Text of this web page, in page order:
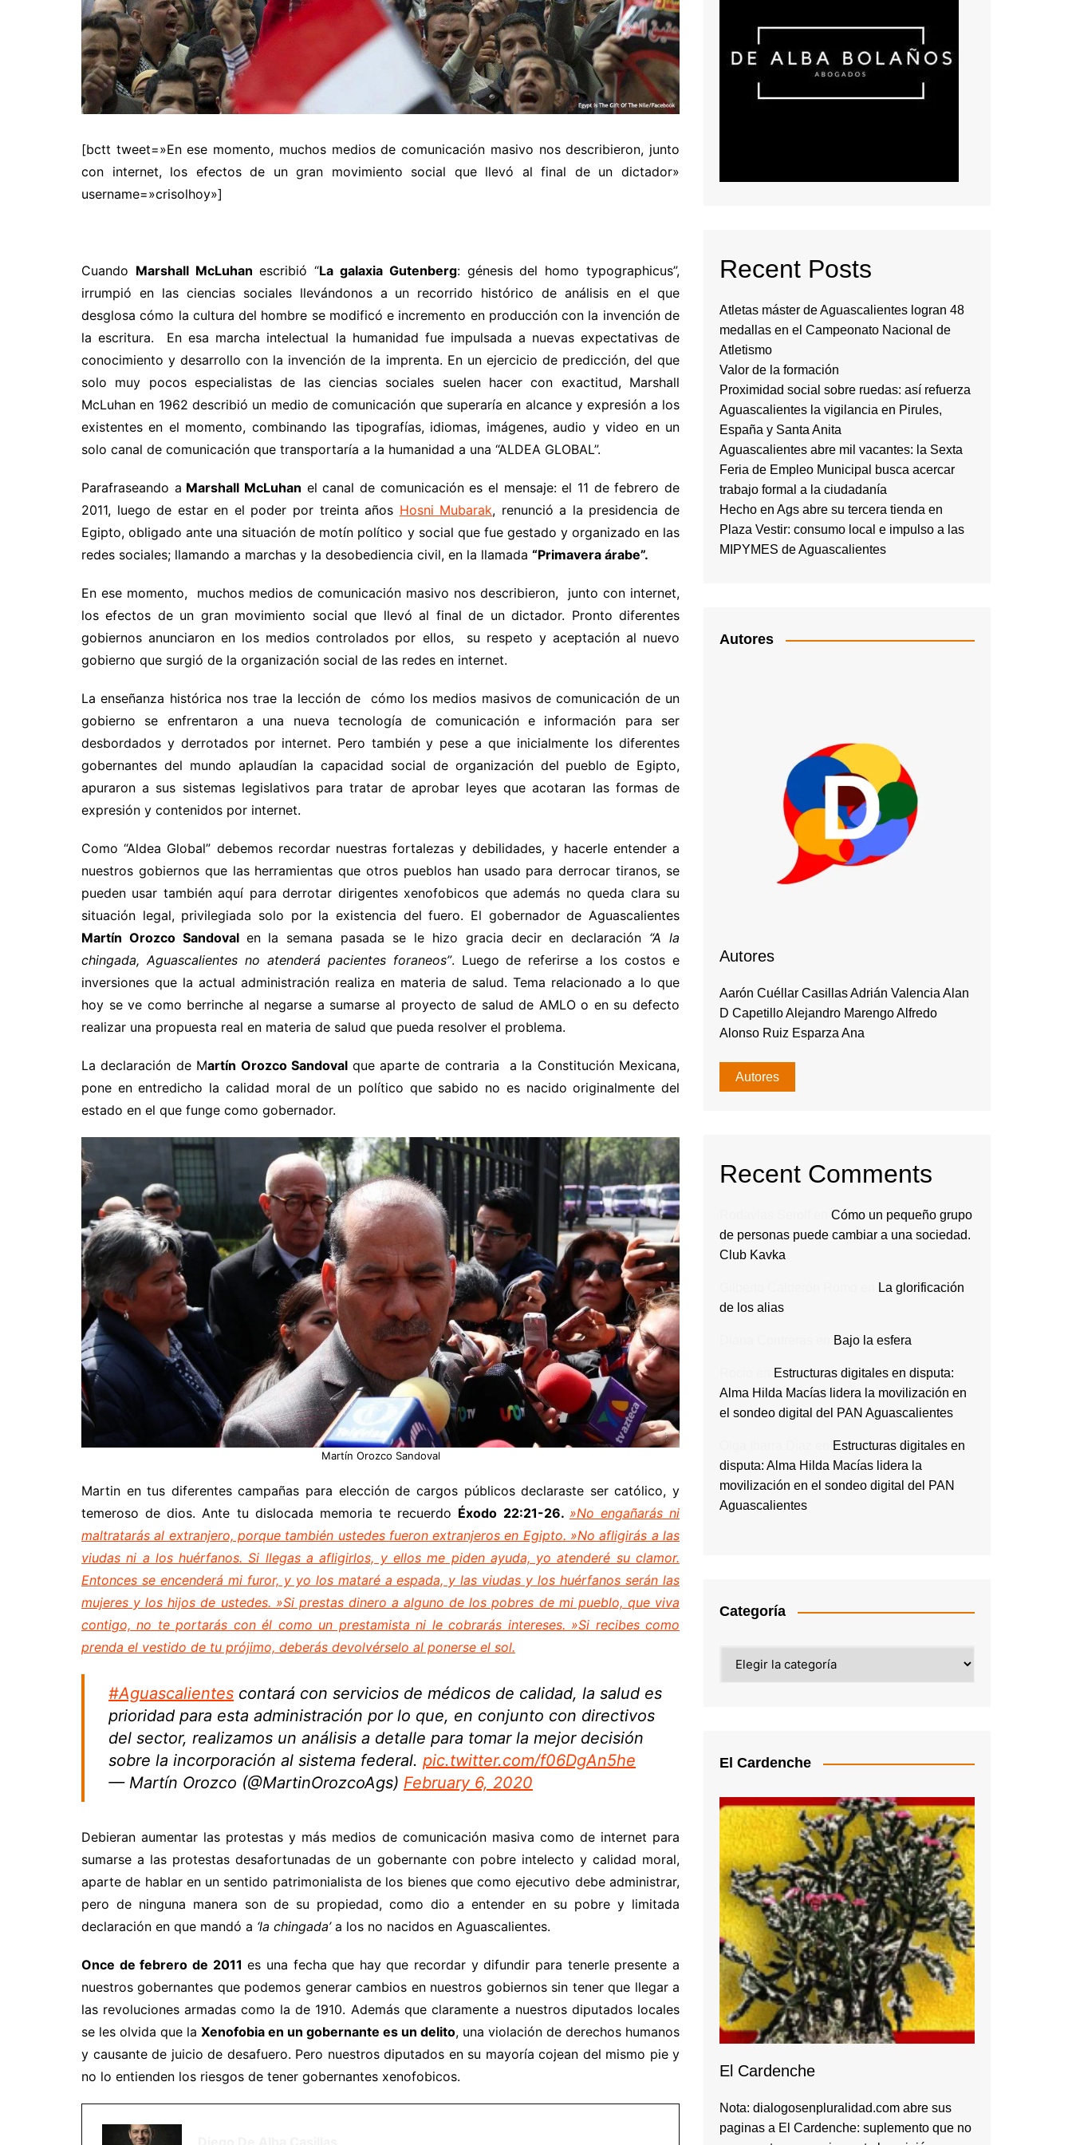
[bctt tweet=»En ese momento, muchos medios de comunicación masivo nos describieron, junto
con internet, los efectos de un gran movimiento social que llevó al final de un dictador»
username=»crisolhoy»]
Cuando Marshall McLuhan escribió “La galaxia Gutenberg: génesis del homo typographicus”,
irrumpió en las ciencias sociales llevándonos a un recorrido histórico de análisis en el que
desglosa cómo la cultura del hombre se modificó e incremento en producción con la invención de
la escritura. En esa marcha intelectual la humanidad fue impulsada a nuevas expectativas de
conocimiento y desarrollo con la invención de la imprenta. En un ejercicio de predicción, del que
solo muy pocos especialistas de las ciencias sociales suelen hacer con exactitud, Marshall
McLuhan en 1962 describió un medio de comunicación que superaría en alcance y expresión a los
existentes en el momento, combinando las tipografías, idiomas, imágenes, audio y video en un
solo canal de comunicación que transportaría a la humanidad a una “ALDEA GLOBAL”.
Parafraseando a Marshall McLuhan el canal de comunicación es el mensaje: el 11 de febrero de
2011, luego de estar en el poder por treinta años Hosni Mubarak, renunció a la presidencia de
Egipto, obligado ante una situación de motín político y social que fue gestado y organizado en las
redes sociales; llamando a marchas y la desobediencia civil, en la llamada “Primavera árabe”.
En ese momento, muchos medios de comunicación masivo nos describieron, junto con internet,
los efectos de un gran movimiento social que llevó al final de un dictador. Pronto diferentes
gobiernos anunciaron en los medios controlados por ellos, su respeto y aceptación al nuevo
gobierno que surgió de la organización social de las redes en internet.
La enseñanza histórica nos trae la lección de cómo los medios masivos de comunicación de un
gobierno se enfrentaron a una nueva tecnología de comunicación e información para ser
desbordados y derrotados por internet. Pero también y pese a que inicialmente los diferentes
gobernantes del mundo aplaudían la capacidad social de organización del pueblo de Egipto,
apuraron a sus sistemas legislativos para tratar de aprobar leyes que acotaran las formas de
expresión y contenidos por internet.
Como “Aldea Global” debemos recordar nuestras fortalezas y debilidades, y hacerle entender a
nuestros gobiernos que las herramientas que otros pueblos han usado para derrocar tiranos, se
pueden usar también aquí para derrotar dirigentes xenofobicos que además no queda clara su
situación legal, privilegiada solo por la existencia del fuero. El gobernador de Aguascalientes
Martín Orozco Sandoval en la semana pasada se le hizo gracia decir en declaración “A la
chingada, Aguascalientes no atenderá pacientes foraneos”. Luego de referirse a los costos e
inversiones que la actual administración realiza en materia de salud. Tema relacionado a lo que
hoy se ve como berrinche al negarse a sumarse al proyecto de salud de AMLO o en su defecto
realizar una propuesta real en materia de salud que pueda resolver el problema.
La declaración de Martín Orozco Sandoval que aparte de contraria a la Constitución Mexicana,
pone en entredicho la calidad moral de un político que sabido no es nacido originalmente del
estado en el que funge como gobernador.
Martín Orozco Sandoval
Martin en tus diferentes campañas para elección de cargos públicos declaraste ser católico, y
temeroso de dios. Ante tu dislocada memoria te recuerdo Éxodo 22:21-26. »No engañarás ni
maltratarás al extranjero, porque también ustedes fueron extranjeros en Egipto. »No afligirás a las
viudas ni a los huérfanos. Si llegas a afligirlos, y ellos me piden ayuda, yo atenderé su clamor.
Entonces se encenderá mi furor, y yo los mataré a espada, y las viudas y los huérfanos serán las
mujeres y los hijos de ustedes. »Si prestas dinero a alguno de los pobres de mi pueblo, que viva
contigo, no te portarás con él como un prestamista ni le cobrarás intereses. »Si recibes como
prenda el vestido de tu prójimo, deberás devolvérselo al ponerse el sol.
#Aguascalientes contará con servicios de médicos de calidad, la salud es
prioridad para esta administración por lo que, en conjunto con directivos
del sector, realizamos un análisis a detalle para tomar la mejor decisión
sobre la incorporación al sistema federal. pic.twitter.com/f06DgAn5he
— Martín Orozco (@MartinOrozcoAgs) February 6, 2020
Debieran aumentar las protestas y más medios de comunicación masiva como de internet para
sumarse a las protestas desafortunadas de un gobernante con pobre intelecto y calidad moral,
aparte de hablar en un sentido patrimonialista de los bienes que como ejecutivo debe administrar,
pero de ninguna manera son de su propiedad, como dio a entender en su pobre y limitada
declaración en que mandó a ‘la chingada’a los no nacidos en Aguascalientes.
Once de febrero de 2011 es una fecha que hay que recordar y difundir para tenerle presente a
nuestros gobernantes que podemos generar cambios en nuestros gobiernos sin tener que llegar a
las revoluciones armadas como la de 1910. Además que claramente a nuestros diputados locales
se les olvida que la Xenofobia en un gobernante es un delito, una violación de derechos humanos
y causante de juicio de desafuero. Pero nuestros diputados en su mayoría cojean del mismo pie y
no lo entienden los riesgos de tener gobernantes xenofobicos.
Recent Posts
Atletas máster de Aguascalientes logran 48
medallas en el Campeonato Nacional de
Atletismo
Valor de la formación
Proximidad social sobre ruedas: así refuerza
Aguascalientes la vigilancia en Pirules,
España y Santa Anita
Aguascalientes abre mil vacantes: la Sexta
Feria de Empleo Municipal busca acercar
trabajo formal a la ciudadanía
Hecho en Ags abre su tercera tienda en
Plaza Vestir: consumo local e impulso a las
MIPYMES de Aguascalientes
Autores
Autores
Aarón Cuéllar Casillas Adrián Valencia Alan
D Capetillo Alejandro Marengo Alfredo
Alonso Ruiz Esparza Ana
Autores
Recent Comments
Cómo un pequeño grupo
de personas puede cambiar a una sociedad.
Club Kavka
La glorificación
de los alias
Bajo la esfera
Estructuras digitales en disputa:
Alma Hilda Macías lidera la movilización en
el sondeo digital del PAN Aguascalientes
Estructuras digitales en
disputa: Alma Hilda Macías lidera la
movilización en el sondeo digital del PAN
Aguascalientes
Categoría
El Cardenche
El Cardenche
Nota: dialogosenpluralidad.com abre sus
paginas a El Cardenche: suplemento que no